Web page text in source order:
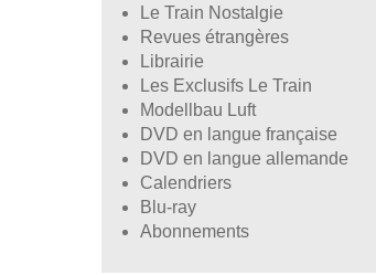
Le Train Nostalgie
Revues étrangères
Librairie
Les Exclusifs Le Train
Modellbau Luft
DVD en langue française
DVD en langue allemande
Calendriers
Blu-ray
Abonnements